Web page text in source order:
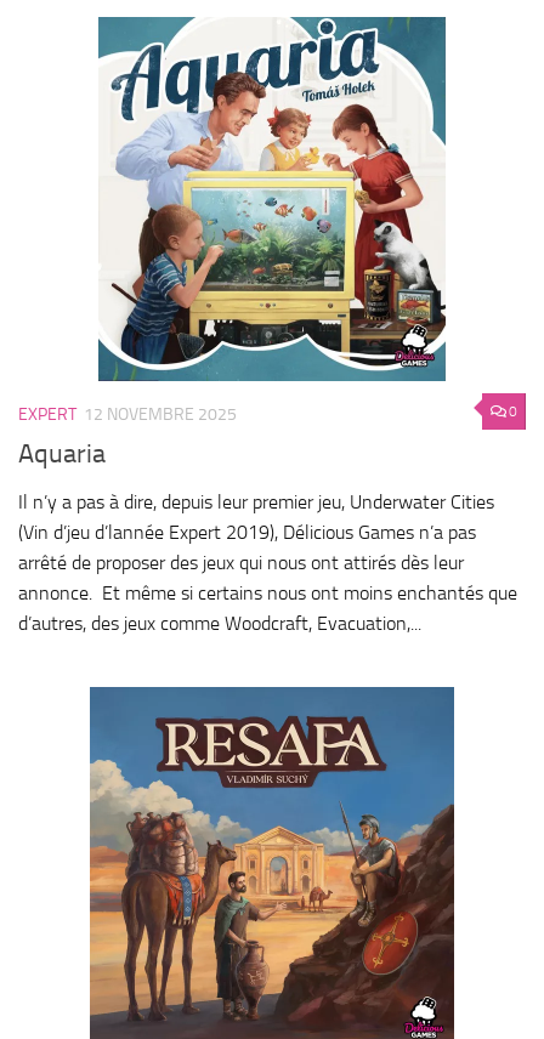
0
EXPERT 12 NOVEMBRE 2025
Aquaria
Il n’y a pas à dire, depuis leur premier jeu, Underwater Cities
(Vin d’jeu d’lannée Expert 2019), Délicious Games n’a pas
arrêté de proposer des jeux qui nous ont attirés dès leur
annonce. Et même si certains nous ont moins enchantés que
d’autres, des jeux comme Woodcraft, Evacuation,...